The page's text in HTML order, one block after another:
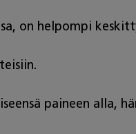
on helpompi
paineen alla,